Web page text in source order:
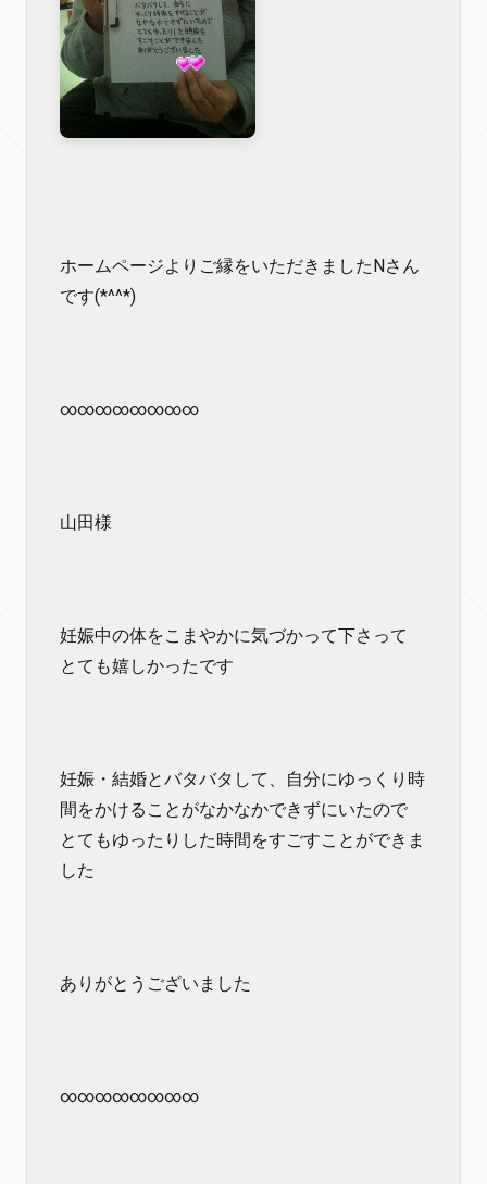
ホームページよりご縁をいただきましたNさん
です(*^^*)
∞∞∞∞∞∞∞∞
山田様
妊娠中の体をこまやかに気づかって下さって
とても嬉しかったです
妊娠・結婚とバタバタして、自分にゆっくり時
間をかけることがなかなかできずにいたので
とてもゆったりした時間をすごすことができま
した
ありがとうございました
∞∞∞∞∞∞∞∞